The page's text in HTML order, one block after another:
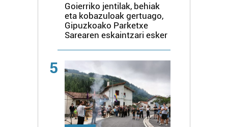
Goierriko jentilak, behiak
eta kobazuloak gertuago,
Gipuzkoako Parketxe
Sarearen eskaintzari esker
5